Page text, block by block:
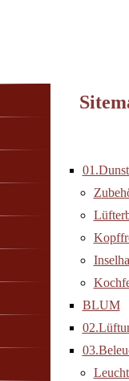
BLUM